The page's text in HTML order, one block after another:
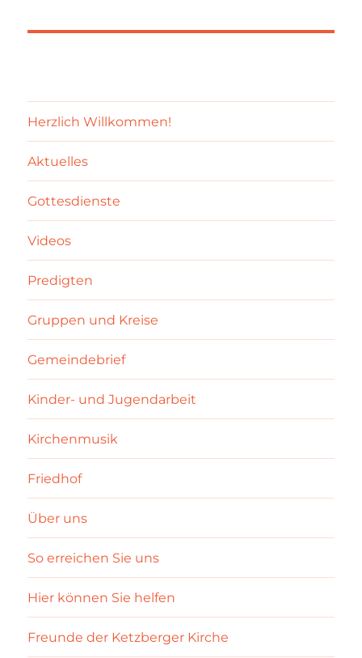
Herzlich Willkommen!
Aktuelles
Gottesdienste
Videos
Predigten
Gruppen und Kreise
Gemeindebrief
Kinder- und Jugendarbeit
Kirchenmusik
Friedhof
Über uns
So erreichen Sie uns
Hier können Sie helfen
Freunde der Ketzberger Kirche